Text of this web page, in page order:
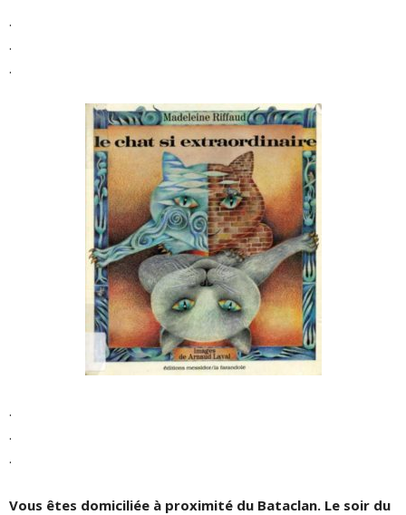
.
.
.
.
.
.
Vous êtes domiciliée à proximité du Bataclan. Le soir du